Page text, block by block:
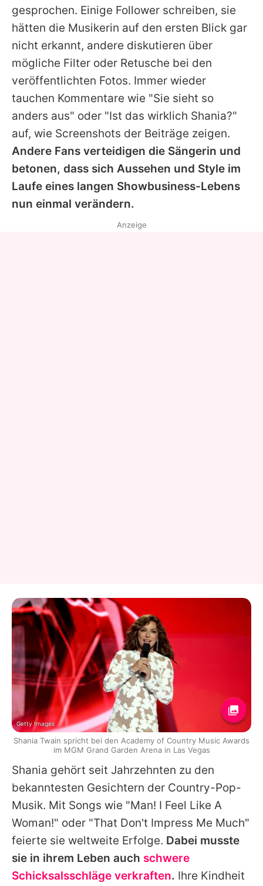
gesprochen. Einige Follower schreiben, sie
hätten die Musikerin auf den ersten Blick gar
nicht erkannt, andere diskutieren über
mögliche Filter oder Retusche bei den
veröffentlichten Fotos. Immer wieder
tauchen Kommentare wie "Sie sieht so
anders aus" oder "Ist das wirklich Shania?"
auf, wie Screenshots der Beiträge zeigen.
Andere Fans verteidigen die Sängerin und
betonen, dass sich Aussehen und Style im
Laufe eines langen Showbusiness-Lebens
nun einmal verändern.
Shania gehört seit Jahrzehnten zu den
bekanntesten Gesichtern der Country-Pop-
Musik. Mit Songs wie "Man! I Feel Like A
Woman!" oder "That Don't Impress Me Much"
feierte sie weltweite Erfolge. Dabei musste
sie in ihrem Leben auch schwere
Schicksalsschläge verkraften. Ihre Kindheit
Anzeige
Getty Images
Shania Twain spricht bei den Academy of Country Music Awards
im MGM Grand Garden Arena in Las Vegas